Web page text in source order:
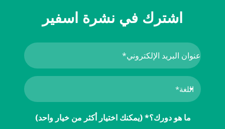
اشترك في نشرة اسفير
ما هو دورك؟* (يمكنك اختيار أكثر من خيار واحد)